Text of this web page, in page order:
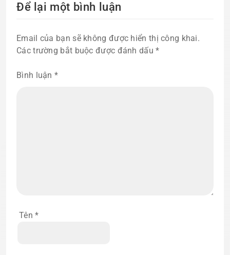
Để lại một bình luận
Email của bạn sẽ không được hiển thị công khai.
Các trường bắt buộc được đánh dấu*
Bình luận *
Tên*